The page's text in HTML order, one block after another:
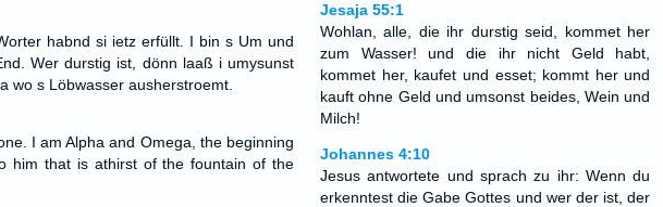
habnd si ietz erfüllt. I bin s Um und
Wer durstig ist, dönn laaß i umysunst
wo s Löbwasser ausherstroemt.
I am Alpha and Omega, the beginning
him that is athirst of the fountain of the
Jesaja 55:1
Wohlan, alle, die ihr durstig seid, kommet her
zum Wasser! und die ihr nicht Geld habt,
kommet her, kaufet und esset; kommt her und
kauft ohne Geld und umsonst beides, Wein und
Milch!
Johannes 4:10
Jesus antwortete und sprach zu ihr: Wenn du
erkenntest die Gabe Gottes und wer der ist, der